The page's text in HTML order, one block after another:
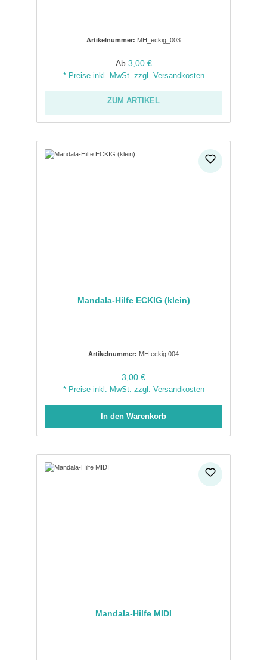
Artikelnummer: MH_eckig_003
Regulärer Preis:
Ab 3,00 €
* Preise inkl. MwSt. zzgl. Versandkosten
ZUM ARTIKEL
Mandala-Hilfe ECKIG (klein)
Artikelnummer: MH.eckig.004
Regulärer Preis:
3,00 €
* Preise inkl. MwSt. zzgl. Versandkosten
In den Warenkorb
Mandala-Hilfe MIDI